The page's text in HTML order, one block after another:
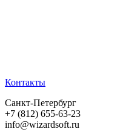
Контакты
Санкт-Петербург
+7 (812) 655-63-23
info@wizardsoft.ru